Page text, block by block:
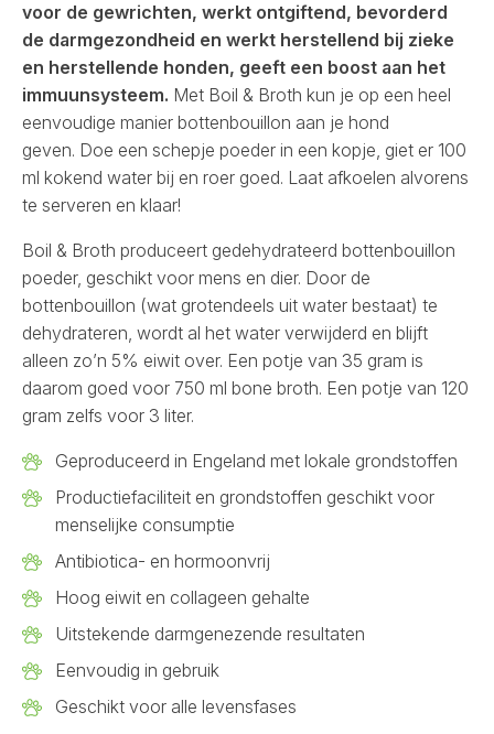
voor de gewrichten, werkt ontgiftend, bevorderd
de darmgezondheid en werkt herstellend bij zieke
en herstellende honden, geeft een boost aan het
immuunsysteem. Met Boil & Broth kun je op een heel
eenvoudige manier bottenbouillon aan je hond
geven. Doe een schepje poeder in een kopje, giet er 100
ml kokend water bij en roer goed. Laat afkoelen alvorens
te serveren en klaar!
Boil & Broth produceert gedehydrateerd bottenbouillon
poeder, geschikt voor mens en dier. Door de
bottenbouillon (wat grotendeels uit water bestaat) te
dehydrateren, wordt al het water verwijderd en blijft
alleen zo’n 5% eiwit over. Een potje van 35 gram is
daarom goed voor 750 ml bone broth. Een potje van 120
gram zelfs voor 3 liter.
Geproduceerd in Engeland met lokale grondstoffen
Productiefaciliteit en grondstoffen geschikt voor
menselijke consumptie
Antibiotica- en hormoonvrij
Hoog eiwit en collageen gehalte
Uitstekende darmgenezende resultaten
Eenvoudig in gebruik
Geschikt voor alle levensfases